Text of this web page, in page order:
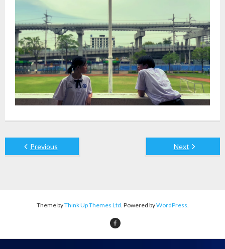
Previous Next
Theme byThink Up Themes Ltd. Powered byWordPress.